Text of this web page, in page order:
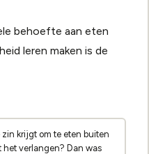
behoefte aan eten
leren maken is de
krijgt om te eten buiten
verlangen? Dan was